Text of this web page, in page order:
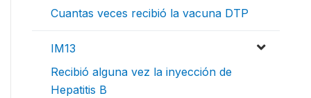
Cuantas veces recibió la vacuna DTP
IM13
Recibió alguna vez la inyección de
Hepatitis B